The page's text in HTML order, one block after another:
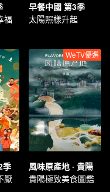
福
早餐中國 第3季
太陽照樣升起
季
厭
WeTV優選
風味原產地 · 貴陽
貴陽極致美食圖鑑